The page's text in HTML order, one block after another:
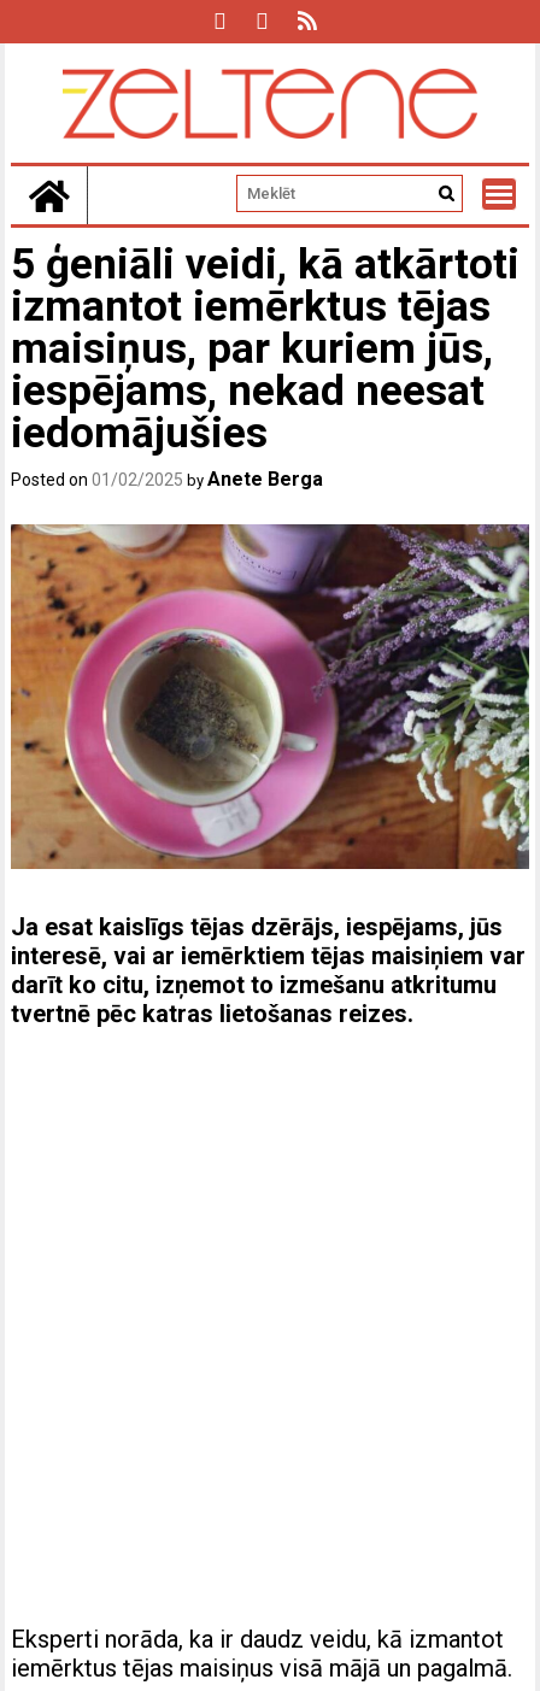
5 ģeniāli veidi, kā atkārtoti
izmantot iemērktus tējas
maisiņus, par kuriem jūs,
iespējams, nekad neesat
iedomājušies
Posted on01/02/2025 byAnete Berga
Ja esat kaislīgs tējas dzērājs, iespējams, jūs
interesē, vai ar iemērktiem tējas maisiņiem var
darīt ko citu, izņemot to izmešanu atkritumu
tvertnē pēc katras lietošanas reizes.
Eksperti norāda, ka ir daudz veidu, kā izmantot
iemērktus tējas maisiņus visā mājā un pagalmā.